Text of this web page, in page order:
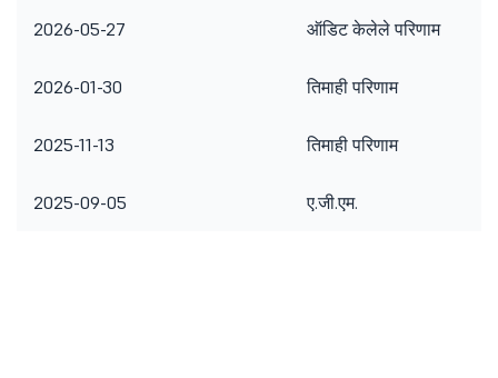
2026-05-27 ऑडिट केलेले परिणाम
2026-01-30 तिमाही परिणाम
2025-11-13 तिमाही परिणाम
2025-09-05 ए.जी.एम.